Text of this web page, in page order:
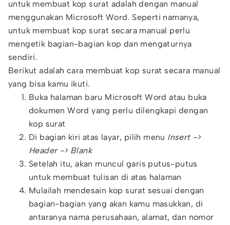
untuk membuat kop surat adalah dengan manual
menggunakan Microsoft Word. Seperti namanya,
untuk membuat kop surat secara manual perlu
mengetik bagian-bagian kop dan mengaturnya
sendiri.
Berikut adalah cara membuat kop surat secara manual
yang bisa kamu ikuti.
Buka halaman baru Microsoft Word atau buka
dokumen Word yang perlu dilengkapi dengan
kop surat
Di bagian kiri atas layar, pilih menu Insert ->
Header -> Blank
Setelah itu, akan muncul garis putus-putus
untuk membuat tulisan di atas halaman
Mulailah mendesain kop surat sesuai dengan
bagian-bagian yang akan kamu masukkan, di
antaranya nama perusahaan, alamat, dan nomor